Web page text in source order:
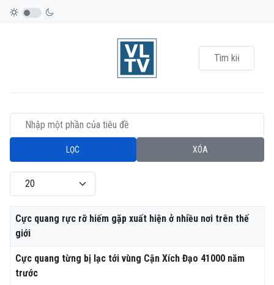
Nhập một phần của tiêu đề
LỌC XÓA
Hiển thị #
Tiêu đề
Cực quang rực rỡ hiếm gặp xuất hiện ở nhiều nơi trên thế
giới
Cực quang từng bị lạc tới vùng Cận Xích Đạo 41000 năm
trước